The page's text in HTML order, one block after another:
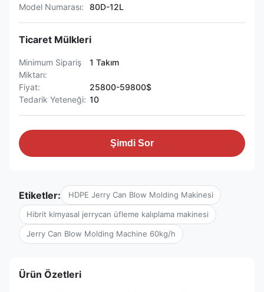
Model Numarası:
80D-12L
Ticaret Mülkleri
Minimum Sipariş
Miktarı:
1 Takım
Fiyat:
25800-59800$
Tedarik Yeteneği: 10
Şimdi Sor
Etiketler: HDPE Jerry Can Blow Molding Makinesi
Hibrit kimyasal jerrycan üfleme kalıplama makinesi
Jerry Can Blow Molding Machine 60kg/h
Ürün Özetleri